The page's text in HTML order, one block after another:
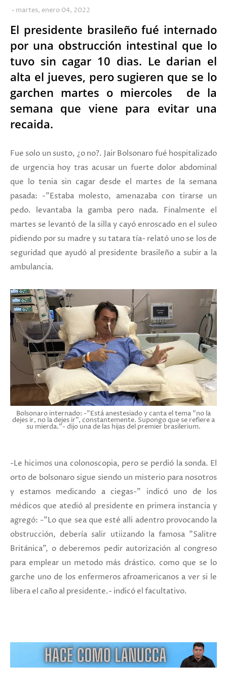
martes, enero 04, 2022
El presidente brasileño fué internado
por una obstrucción intestinal que lo
tuvo sin cagar 10 dias. Le darian el
alta el jueves, pero sugieren que se lo
garchen martes o miercoles de la
semana que viene para evitar una
recaida.
Fue solo un susto, ¿o no?. Jair Bolsonaro fué hospitalizado
de urgencia hoy tras acusar un fuerte dolor abdominal
que lo tenia sin cagar desde el martes de la semana
pasada: -"Estaba molesto, amenazaba con tirarse un
pedo. levantaba la gamba pero nada. Finalmente el
martes se levantó de la silla y cayó enroscado en el suleo
pidiendo por su madre y su tatara tía- relató uno se los de
seguridad que ayudó al presidente brasileño a subir a la
ambulancia.
Bolsonaro internado: -"Está anestesiado y canta el tema "no la
dejes ir, no la dejes ir", constantemente. Supongo que se refiere a
su mierda."- dijo una de las hijas del premier brasilerium.
-Le hicimos una colonoscopia, pero se perdió la sonda. El
orto de bolsonaro sigue siendo un misterio para nosotros
y estamos medicando a ciegas-" indicó uno de los
médicos que atedió al presidente en primera instancia y
agregó: -"Lo que sea que esté alli adentro provocando la
obstrucción, debería salir utiizando la famosa "Salitre
Británica", o deberemos pedir autorización al congreso
para emplear un metodo más drástico. como que se lo
garche uno de los enfermeros afroamericanos a ver si le
libera el caño al presidente.- indicó el facultativo.